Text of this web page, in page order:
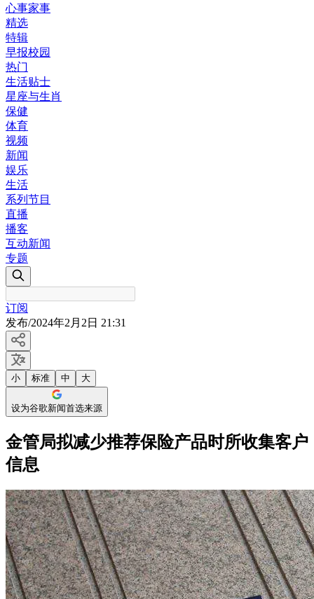
心事家事
精选
特辑
早报校园
热门
生活贴士
星座与生肖
保健
体育
视频
新闻
娱乐
生活
系列节目
直播
播客
互动新闻
专题
订阅
发布/2024年2月2日 21:31
小 标准 中 大
设为谷歌新闻首选来源
金管局拟减少推荐保险产品时所收集客户
信息